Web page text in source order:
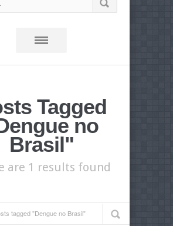
Tagged
no
Brasil"
are 1 results found
tagged "Dengue no Brasil"